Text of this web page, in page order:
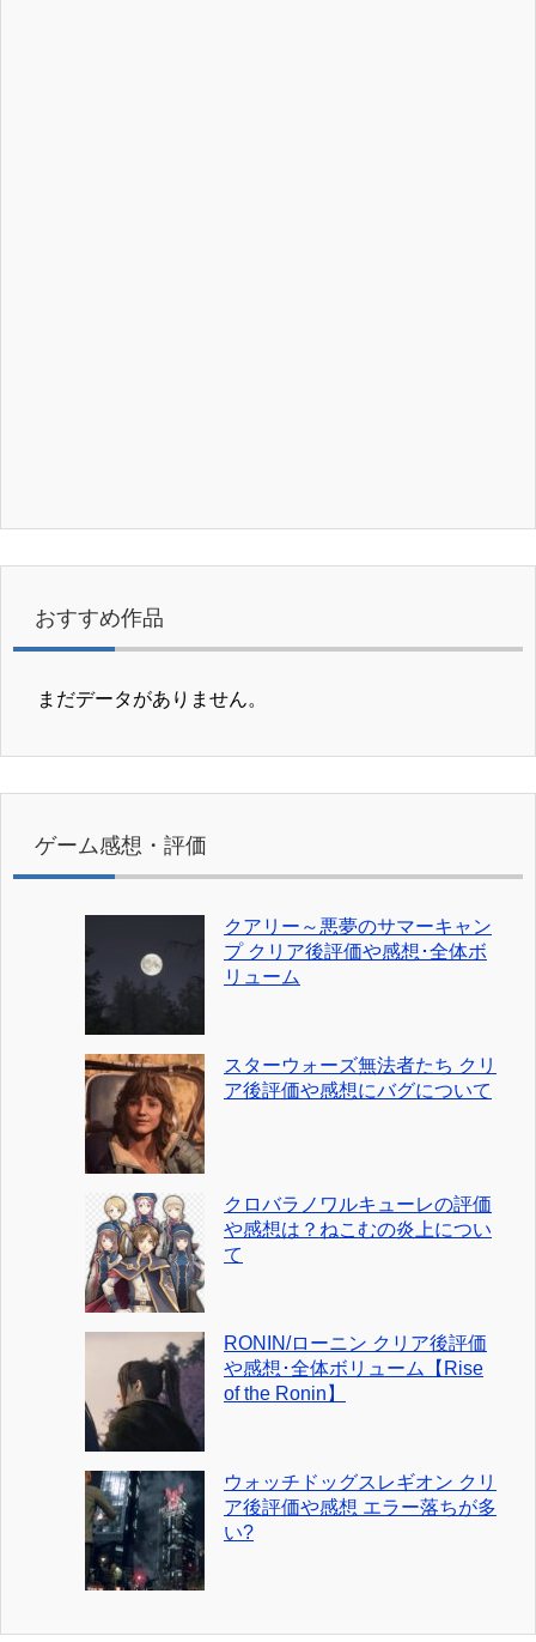
おすすめ作品
まだデータがありません。
ゲーム感想・評価
クアリー～悪夢のサマーキャン
プ クリア後評価や感想･全体ボ
リューム
スターウォーズ無法者たち クリ
ア後評価や感想にバグについて
クロバラノワルキューレの評価
や感想は？ねこむの炎上につい
て
RONIN/ローニン クリア後評価
や感想･全体ボリューム【Rise
of the Ronin】
ウォッチドッグスレギオン クリ
ア後評価や感想 エラー落ちが多
い?